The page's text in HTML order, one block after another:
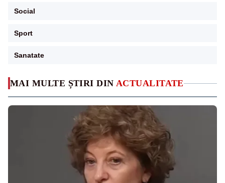
MAI MULTE ȘTIRI DIN ACTUALITATE
Social
Sport
Sanatate